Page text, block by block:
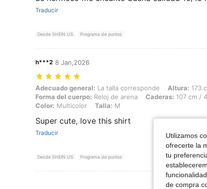
Traducir
Desde SHEIN US Programa de puntos
h***2 8 Jan,2026
Adecuado general: La talla corresponde, Altura: 173 cm / 68
Adecuado general: La talla corresponde Altura: 173
Forma del cuerpo: Reloj de arena Caderas: 107 cm /
Color: Multicolor Talla: M
Super cute, love this shirt
Traducir
Desde SHEIN US Programa de puntos
Ver
Utilizamos
ofrecerte la
tu
de compra